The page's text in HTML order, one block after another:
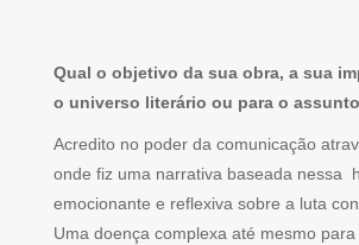
Qual o objetivo da sua obra, a sua
o universo literário ou para o
Acredito no poder da comunicação
onde fiz uma narrativa baseada nessa
emocionante e reflexiva sobre a luta
Uma doença complexa até mesmo para